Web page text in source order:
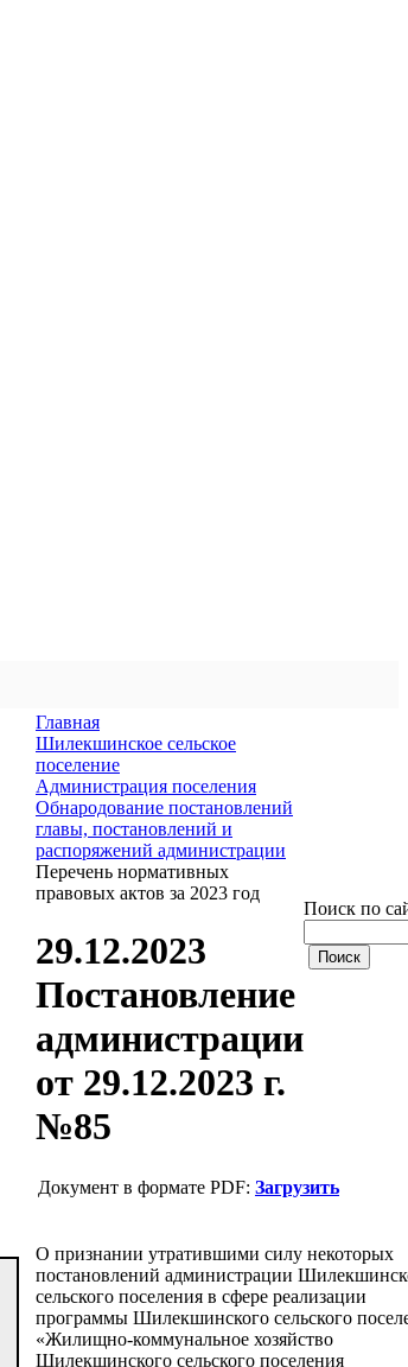
Главная
Шилекшинское сельское
поселение
Администрация поселения
Обнародование постановлений
главы, постановлений и
распоряжений администрации
Перечень нормативных
правовых актов за 2023 год
29.12.2023
Постановление
администрации
от 29.12.2023 г.
№85
Поиск по
Документ в формате PDF: Загрузить
О признании утратившими силу некоторых
постановлений администрации
сельского поселения в сфере реализации
программы Шилекшинского сельского
«Жилищно-коммунальное хозяйство
Шилекшинского сельского поселения